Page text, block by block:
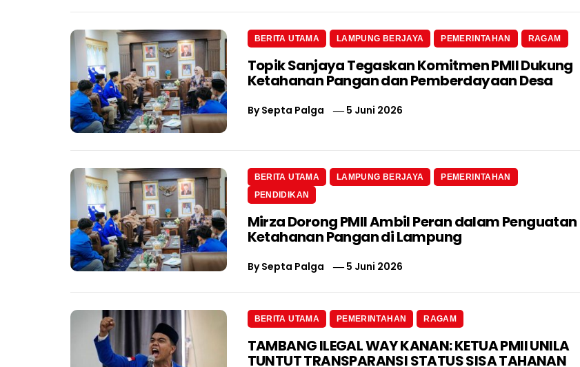
BERITA UTAMA LAMPUNG BERJAYA PEMERINTAHAN RAGAM
Topik Sanjaya Tegaskan Komitmen PMII Dukung
Ketahanan Pangan dan Pemberdayaan Desa
BySepta Palga 5 Juni 2026
BERITA UTAMA LAMPUNG BERJAYA
PEMERINTAHAN
PENDIDIKAN
Mirza Dorong PMII Ambil Peran dalam Penguatan
Ketahanan Pangan di Lampung
BySepta Palga 5 Juni 2026
BERITA UTAMA PEMERINTAHAN RAGAM
TAMBANG ILEGAL WAY KANAN: KETUA PMII UNILA
TUNTUT TRANSPARANSI STATUS SISA TAHANAN